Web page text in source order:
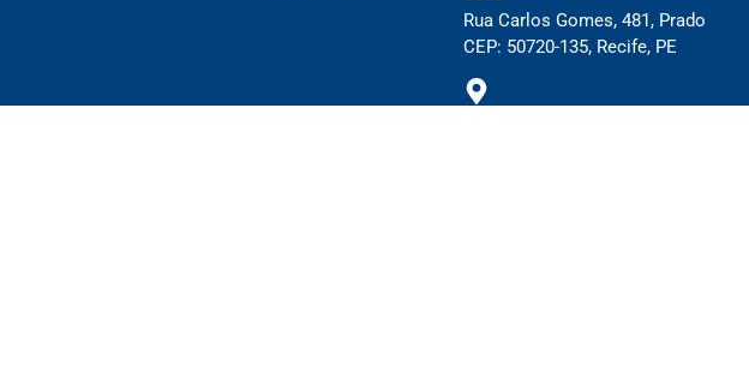
Rua Carlos Gomes, 481, Prado
CEP: 50720-135, Recife, PE